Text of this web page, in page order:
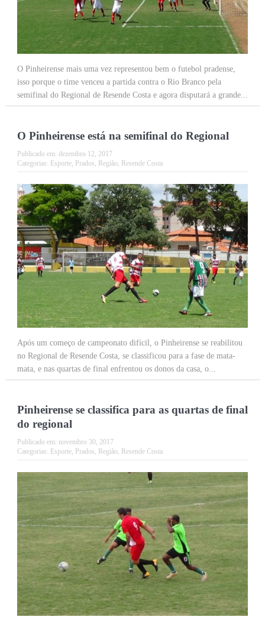
O Pinheirense mais uma vez representou bem o futebol pradense,
isso porque o time venceu a partida contra o Rio Branco pela
semifinal do Regional de Resende Costa e agora disputará a grande...
O Pinheirense está na semifinal do Regional
Publicado em: dezembro 12, 2017
Categorias: Esporte, Prados Região, Resende Costa
Após um começo de campeonato difícil, o Pinheirense se reabilitou
no Regional de Resende Costa, se classificou para a fase de mata-
mata, e nas quartas de final enfrentou os donos da casa, o...
Pinheirense se classifica para as quartas de final
do regional
Publicado em: novembro 30, 2017
Categorias: Esporte, Prados Região, Resende Costa